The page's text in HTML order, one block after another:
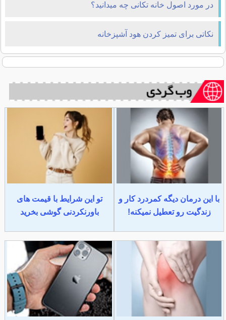
در مورد اصول خانه تکانی چه میدانید؟
نکاتی برای تمیز کردن هود آشپزخانه
با این درمان دیگه کمردرد کار و
زندگیت رو تعطیل نمیکنه!
تو این شرایط با قیمت های
باورنکردنی گوشی بخرید